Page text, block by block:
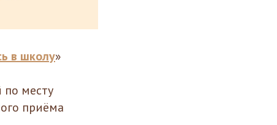
в школу»
по месту
приёма